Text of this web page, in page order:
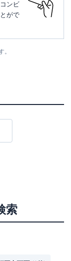
ンビ
がで
。
索